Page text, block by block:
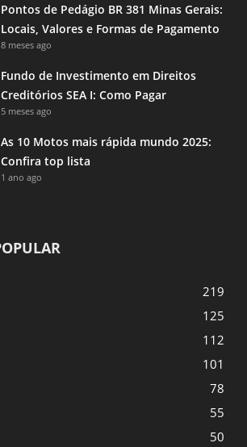
Pontos de Pedágio BR 381 Minas Gerais:
Locais, Valores e Formas de Pagamento
8 meses ago
Fundo de Investimento em Direitos
Creditórios SEA I: Como Pagar
5 meses ago
As 10 Motos mais rápida mundo 2025:
Confira top lista
1 ano ago
219
125
112
101
78
55
50